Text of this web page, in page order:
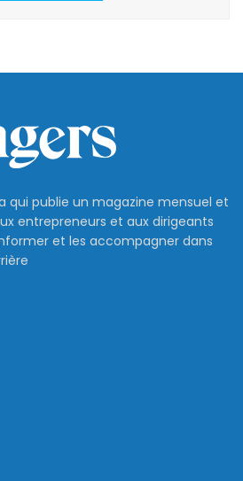
qui publie un magazine mensuel et
entrepreneurs et aux dirigeants
et les accompagner dans